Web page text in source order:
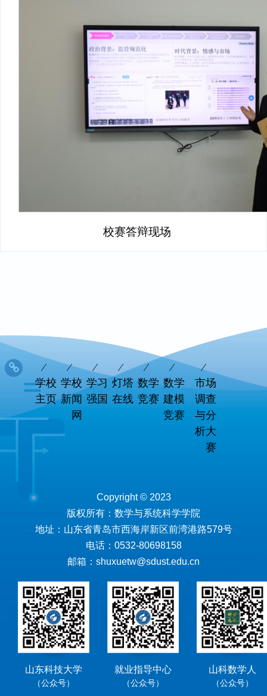
校赛答辩现场
学校
主页
学校
新闻
网
学习
强国
灯塔
在线
数学
竞赛
数学
建模
竞赛
市场
调查
与分
析大
赛
Copyright © 2023
版权所有：数学与系统科学学院
地址：山东省青岛市西海岸新区前湾港路579号
电话：0532-80698158
邮箱：shuxuetw@sdust.edu.cn
山东科技大学
（公众号）
就业指导中心
（公众号）
山科数学人
（公众号）